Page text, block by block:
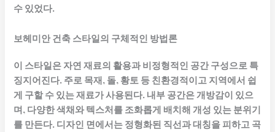
수 있었다.
보헤미안 건축 스타일의 구체적인 방법론
이 스타일은 자연 재료의 활용과 비정형적인 공간 구성으로 특
징지어진다. 주로 목재, 돌, 황토 등 친환경적이고 지역에서 쉽
게 구할 수 있는 재료가 사용된다. 내부 공간은 개방감이 있으
며, 다양한 색채와 텍스처를 조화롭게 배치해 개성 있는 분위기
를 만든다. 디자인 면에서는 정형화된 직선과 대칭을 피하고 곡